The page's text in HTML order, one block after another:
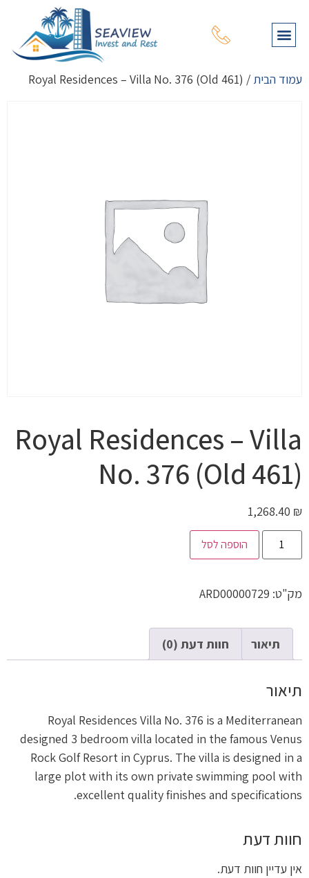
עמוד הבית / Royal Residences – Villa No. 376 (Old 461)
Royal Residences – Villa
No. 376 (Old 461)
1,268.40 ₪
הוספה לסל
מק"ט: ARD00000729
תיאור חוות דעת (0)
תיאור
Royal Residences Villa No. 376 is a Mediterranean
designed 3 bedroom villa located in the famous Venus
Rock Golf Resort in Cyprus. The villa is designed in a
large plot with its own private swimming pool with
excellent quality finishes and specifications.
חוות דעת
אין עדיין חוות דעת.